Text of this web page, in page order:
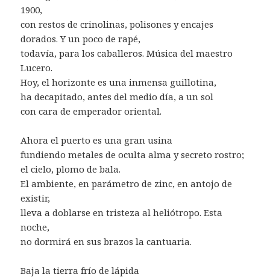
1900,
con restos de crinolinas, polisones y encajes
dorados. Y un poco de rapé,
todavía, para los caballeros. Música del maestro
Lucero.
Hoy, el horizonte es una inmensa guillotina,
ha decapitado, antes del medio día, a un sol
con cara de emperador oriental.
Ahora el puerto es una gran usina
fundiendo metales de oculta alma y secreto rostro;
el cielo, plomo de bala.
El ambiente, en parámetro de zinc, en antojo de
existir,
lleva a doblarse en tristeza al heliótropo. Esta
noche,
no dormirá en sus brazos la cantuaria.
Baja la tierra frío de lápida